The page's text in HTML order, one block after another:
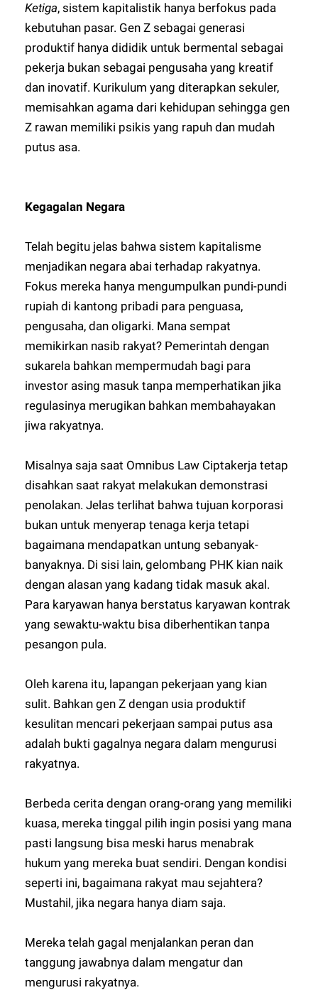
Ketiga, sistem kapitalistik hanya berfokus pada
kebutuhan pasar. Gen Z sebagai generasi
produktif hanya dididik untuk bermental sebagai
pekerja bukan sebagai pengusaha yang kreatif
dan inovatif. Kurikulum yang diterapkan sekuler,
memisahkan agama dari kehidupan sehingga gen
Z rawan memiliki psikis yang rapuh dan mudah
putus asa.
Kegagalan Negara
Telah begitu jelas bahwa sistem kapitalisme
menjadikan negara abai terhadap rakyatnya.
Fokus mereka hanya mengumpulkan pundi-pundi
rupiah di kantong pribadi para penguasa,
pengusaha, dan oligarki. Mana sempat
memikirkan nasib rakyat? Pemerintah dengan
sukarela bahkan mempermudah bagi para
investor asing masuk tanpa memperhatikan jika
regulasinya merugikan bahkan membahayakan
jiwa rakyatnya.
Misalnya saja saat Omnibus Law Ciptakerja tetap
disahkan saat rakyat melakukan demonstrasi
penolakan. Jelas terlihat bahwa tujuan korporasi
bukan untuk menyerap tenaga kerja tetapi
bagaimana mendapatkan untung sebanyak-
banyaknya. Di sisi lain, gelombang PHK kian naik
dengan alasan yang kadang tidak masuk akal.
Para karyawan hanya berstatus karyawan kontrak
yang sewaktu-waktu bisa diberhentikan tanpa
pesangon pula.
Oleh karena itu, lapangan pekerjaan yang kian
sulit. Bahkan gen Z dengan usia produktif
kesulitan mencari pekerjaan sampai putus asa
adalah bukti gagalnya negara dalam mengurusi
rakyatnya.
Berbeda cerita dengan orang-orang yang memiliki
kuasa, mereka tinggal pilih ingin posisi yang mana
pasti langsung bisa meski harus menabrak
hukum yang mereka buat sendiri. Dengan kondisi
seperti ini, bagaimana rakyat mau sejahtera?
Mustahil, jika negara hanya diam saja.
Mereka telah gagal menjalankan peran dan
tanggung jawabnya dalam mengatur dan
mengurusi rakyatnya.